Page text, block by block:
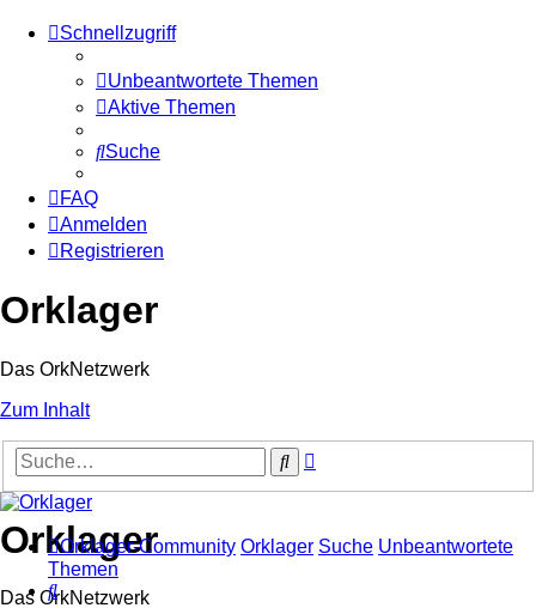
Schnellzugriff
Unbeantwortete Themen
Aktive Themen
Suche
FAQ
Anmelden
Registrieren
Orklager
Das OrkNetzwerk
Zum Inhalt
Suche
Orklager
Das OrkNetzwerk
Orklager-Community Orklager Suche Unbeantwortete
Themen
Suche